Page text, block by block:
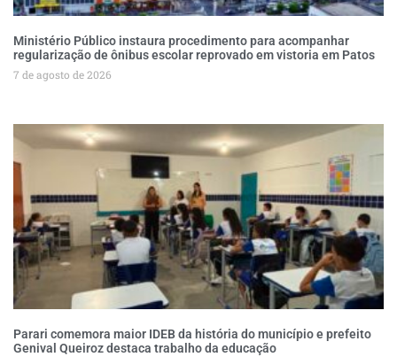
Ministério Público instaura procedimento para acompanhar
regularização de ônibus escolar reprovado em vistoria em Patos
7 de agosto de 2026
Parari comemora maior IDEB da história do município e prefeito
Genival Queiroz destaca trabalho da educação